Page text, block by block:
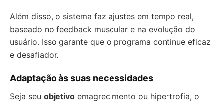
Além disso, o sistema faz ajustes em tempo real,
baseado no feedback muscular e na evolução do
usuário. Isso garante que o programa continue eficaz
e desafiador.
Adaptação às suas necessidades
Seja seu objetivo emagrecimento ou hipertrofia, o